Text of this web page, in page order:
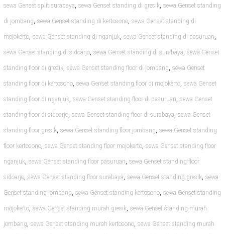
sewa Genset split surabaya, sewa Genset standing di gresik, sewa Genset standing
di jombang, sewa Genset standing di kertosono, sewa Genset standing di
mojokerto, sewa Genset standing di nganjuk, sewa Genset standing di pasuruan,
sewa Genset standing di sidoarjo, sewa Genset standing di surabaya, sewa Genset
standing floor di gresik, sewa Genset standing floor di jombang, sewa Genset
standing floor di kertosono, sewa Genset standing floor di mojokerto, sewa Genset
standing floor di nganjuk, sewa Genset standing floor di pasuruan, sewa Genset
standing floor di sidoarjo, sewa Genset standing floor di surabaya, sewa Genset
standing floor gresik, sewa Genset standing floor jombang, sewa Genset standing
floor kertosono, sewa Genset standing floor mojokerto, sewa Genset standing floor
nganjuk, sewa Genset standing floor pasuruan, sewa Genset standing floor
sidoarjo, sewa Genset standing floor surabaya, sewa Genset standing gresik, sewa
Genset standing jombang, sewa Genset standing kertosono, sewa Genset standing
mojokerto, sewa Genset standing murah gresik, sewa Genset standing murah
jombang, sewa Genset standing murah kertosono, sewa Genset standing murah